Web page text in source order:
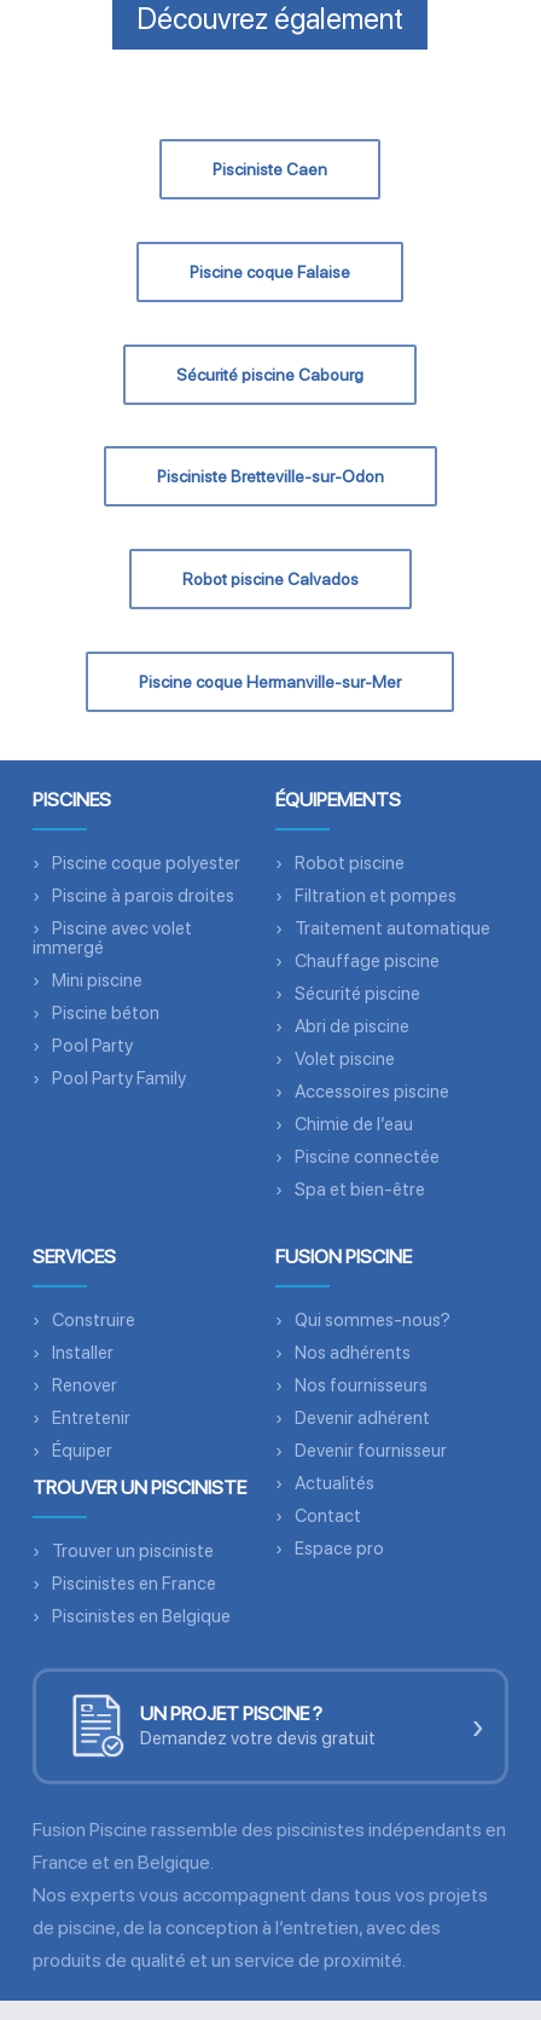
Découvrez également
Pisciniste Caen
Piscine coque Falaise
Sécurité piscine Cabourg
Pisciniste Bretteville-sur-Odon
Robot piscine Calvados
Piscine coque Hermanville-sur-Mer
PISCINES
Piscine coque polyester
Piscine à parois droites
Piscine avec volet
immergé
Mini piscine
Piscine béton
Pool Party
Pool Party Family
ÉQUIPEMENTS
Robot piscine
Filtration et pompes
Traitement automatique
Chauffage piscine
Sécurité piscine
Abri de piscine
Volet piscine
Accessoires piscine
Chimie de l’eau
Piscine connectée
Spa et bien-être
SERVICES
Construire
Installer
Renover
Entretenir
Équiper
TROUVER UN PISCINISTE
Trouver un pisciniste
Piscinistes en France
Piscinistes en Belgique
FUSION PISCINE
Qui sommes-nous?
Nos adhérents
Nos fournisseurs
Devenir adhérent
Devenir fournisseur
Actualités
Contact
Espace pro
UN PROJET PISCINE ?
Demandez votre devis gratuit ›
Fusion Piscine rassemble des piscinistes indépendants en
France et en Belgique.
Nos experts vous accompagnent dans tous vos projets
de piscine, de la conception à l’entretien, avec des
produits de qualité et un service de proximité.